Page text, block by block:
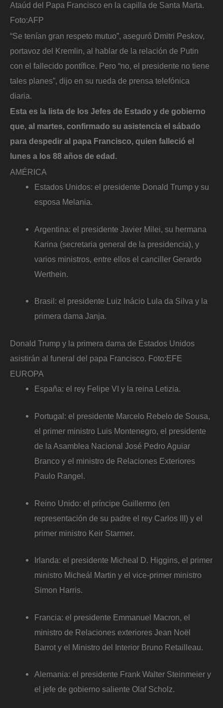
Ataúd del Papa Francisco en la capilla de Santa Marta.
Foto:AFP
“Se tenían gran respeto mutuo”, aseguró Dmitri Peskov,
portavoz del Kremlin, al hablar de la relación de Putin
con el fallecido pontífice. Pero “no, el presidente no tiene
tales planes”, dijo en su rueda de prensa telefónica
diaria.
Esta es la lista de los Jefes de Estado y de gobierno
que, al martes, confirmado su asistencia el sábado
para despedir al papa Francisco, quien falleció el
lunes a los 88 años de edad.
AMÉRICA
Estados Unidos: el presidente Donald Trump y su
esposa Melania.
Argentina: el presidente Javier Milei, su hermana
Karina (secretaria general de la presidencia), y
varios ministros, entre ellos el canciller Gerardo
Werthein.
Brasil: el presidente Luiz Inácio Lula da Silva y la
primera dama Janja.
Donald Trump y la primera dama de Estados Unidos
asistirán al funeral del papa Francisco. Foto:EFE
EUROPA
España: el rey Felipe VI y la reina Letizia.
Portugal: el presidente Marcelo Rebelo de Sousa,
el primer ministro Luis Montenegro, el presidente
de la Asamblea Nacional José Pedro Aguiar
Branco y el ministro de Relaciones Exteriores
Paulo Rangel.
Reino Unido: el príncipe Guillermo (en
representación de su padre el rey Carlos III) y el
primer ministro Keir Starmer.
Irlanda: el presidente Micheal D. Higgins, el primer
ministro Micheál Martin y el vice-primer ministro
Simon Harris.
Francia: el presidente Emmanuel Macron, el
ministro de Relaciones exteriores Jean Noël
Barrot y el Ministro del Interior Bruno Retailleau.
Alemania: el presidente Frank Walter Steinmeier y
el jefe de gobierno saliente Olaf Scholz.